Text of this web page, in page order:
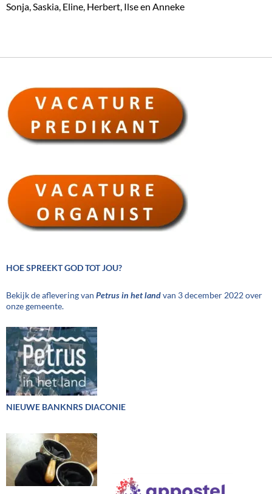
Sonja, Saskia, Eline, Herbert, Ilse en Anneke
HOE SPREEKT GOD TOT JOU?
Bekijk de aflevering van Petrus in het landvan 3 december 2022 over
onze gemeente.
NIEUWE BANKNRS DIACONIE